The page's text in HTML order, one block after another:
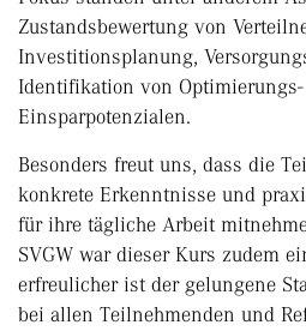
Zustandsbewertung von
Investitionsplanung,
Identifikation von
Einsparpotenzialen.
Besonders freut uns, dass die
konkrete Erkenntnisse und
für ihre tägliche Arbeit
SVGW war dieser Kurs zudem
erfreulicher ist der gelungene
bei allen Teilnehmenden und